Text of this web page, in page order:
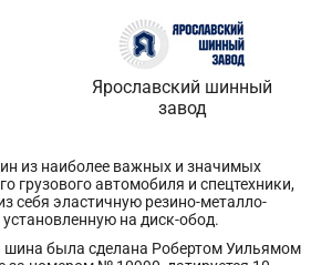
Ярославский шинный
завод
из наиболее важных и значимых
грузового автомобиля и спецтехники,
себя эластичную резино-металло-
на диск-обод.
шина была сделана Робертом Уильямом